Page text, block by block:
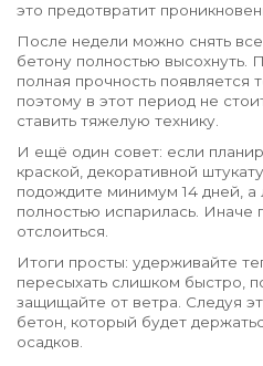
это предотвратит
После недели можно снять
бетону полностью высохнуть.
полная прочность появляется
поэтому в этот период не
ставить тяжелую технику.
И ещё один совет: если
краской, декоративной
подождите минимум 14 дней, а
полностью испарилась. Иначе
отслоиться.
Итоги просты: удерживайте
пересыхать слишком быстро,
защищайте от ветра. Следуя
бетон, который будет
осадков.